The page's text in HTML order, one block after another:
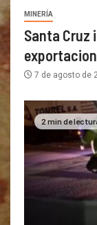
MINERÍA
Santa Cruz
7 de agosto de
2 min de